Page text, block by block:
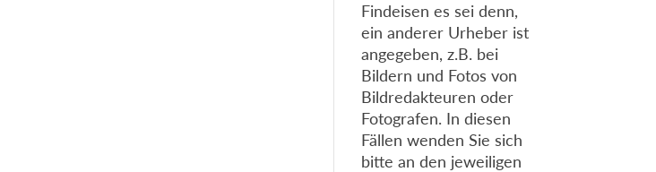
Findeisen es sei denn,
ein anderer Urheber ist
angegeben, z.B. bei
Bildern und Fotos von
Bildredakteuren oder
Fotografen. In diesen
Fällen wenden Sie sich
bitte an den jeweiligen